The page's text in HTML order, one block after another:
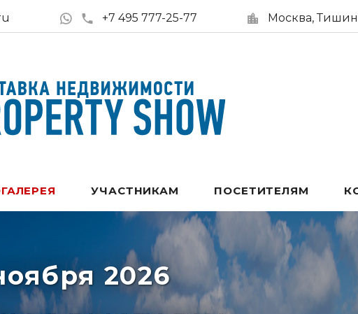
+7 495 777-25-77 Москва,
УЧАСТНИКАМ ПОСЕТИТЕЛЯМ
2026